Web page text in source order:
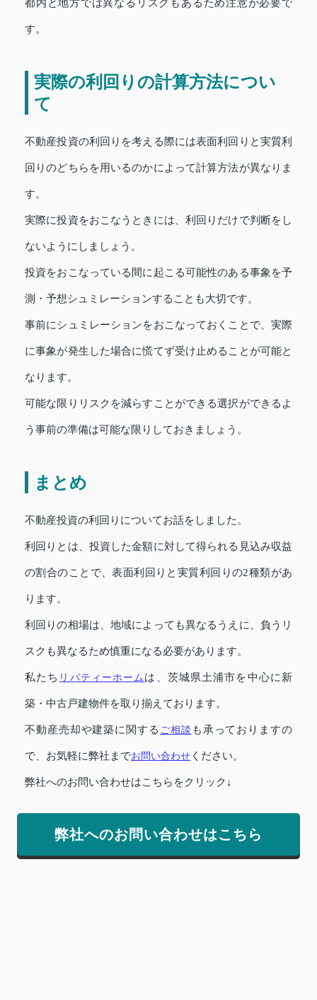
都内と地方では異なるリスクもあるため注意が必要で
す。
実際の利回りの計算方法につい
て
不動産投資の利回りを考える際には表面利回りと実質利
回りのどちらを用いるのかによって計算方法が異なりま
す。
実際に投資をおこなうときには、利回りだけで判断をし
ないようにしましょう。
投資をおこなっている間に起こる可能性のある事象を予
測・予想シュミレーションすることも大切です。
事前にシュミレーションをおこなっておくことで、実際
に事象が発生した場合に慌てず受け止めることが可能と
なります。
可能な限りリスクを減らすことができる選択ができるよ
う事前の準備は可能な限りしておきましょう。
まとめ
不動産投資の利回りについてお話をしました。
利回りとは、投資した金額に対して得られる見込み収益
の割合のことで、表面利回りと実質利回りの2種類があ
ります。
利回りの相場は、地域によっても異なるうえに、負うリ
スクも異なるため慎重になる必要があります。
私たち リバティーホーム は、茨城県土浦市を中心に新
築・中古戸建物件を取り揃えております。
不動産売却や建築に関する ご相談 も承っておりますの
で、お気軽に弊社までお問い合わせ ください。
弊社へのお問い合わせはこちらをクリック↓
弊社へのお問い合わせはこちら